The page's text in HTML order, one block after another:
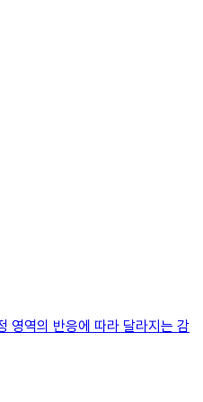
영역의 반응에 따라 달라지는 감